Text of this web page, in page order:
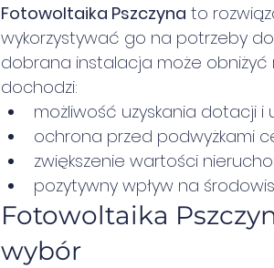
Fotowoltaika Pszczyna to
wykorzystywać go na potrzeby
dobrana instalacja może obniżyć
dochodzi:
możliwość uzyskania dotacji i
ochrona przed podwyżkami
zwiększenie wartości
pozytywny wpływ na
Fotowoltaika
wybór